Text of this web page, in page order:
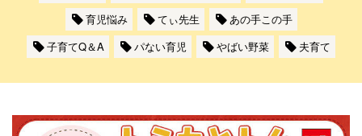
育児悩み
てぃ先生
あの手この手
子育てQ＆A
パない育児 やばい野菜 夫育て